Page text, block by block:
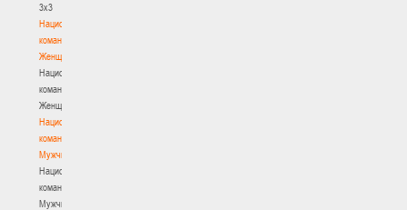
3х3
Национальная
команда.
Женщины
Национальная
команда.
Женщины
Национальная
команда.
Мужчины
Национальная
команда.
Мужчины